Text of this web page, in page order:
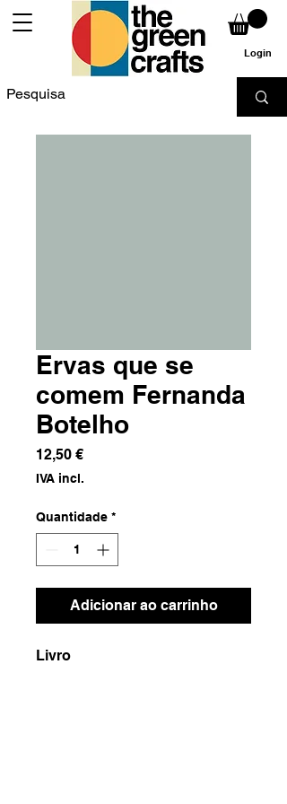
Login
Ervas que se
comem Fernanda
Botelho
12,50 €Preço
IVA incl.
Quantidade *
Adicionar ao carrinho
Livro